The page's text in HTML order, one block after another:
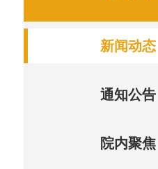
新闻动态
通知公告
院内聚焦